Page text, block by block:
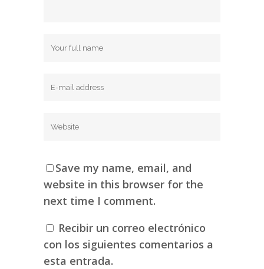
Save my name, email, and
website in this browser for the
next time I comment.
Recibir un correo electrónico
con los siguientes comentarios a
esta entrada.